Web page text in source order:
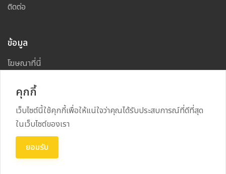
ติดต่อ
ข้อมูล
โฆษณาที่นี่
Copyright2026
Power ByRECRUSS SYSTEM
คุกกี้
เว็บไซต์นี้ใช้คุกกี้เพื่อให้แน่ใจว่าคุณได้รับประสบการณ์ที่ดีที่สุด
ในเว็บไซต์ของเรา
ยอมรับ